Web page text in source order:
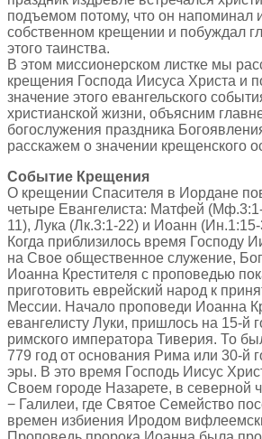
подъемом потому, что он напоминал
собственном крещении и побуждал
этого таинства.
В этом миссионерском листке мы
крещения Господа Иисуса Христа и
значение этого евангельского
христианской жизни, объясним
богослужения праздника
расскажем о значении крещенского
Событие Крещения
О крещении Спасителя в Иордане
четыре Евангелиста: Матфей
11), Лука (Лк.3:1-22) и Иоанн (Ин.1:15-
Когда приблизилось время Господу
на Свое общественное служение,
Иоанна Крестителя с проповедью
приготовить еврейский народ к
Мессии. Начало проповеди Иоанна
евангелисту Луки, пришлось на 15-й
римского императора Тиверия. То
779 год от основания Рима или 30-й
эры. В это время Господь Иисус
Своем городе Назарете, в северной
− Галилеи, где Святое Семейство
времен избиения Иродом